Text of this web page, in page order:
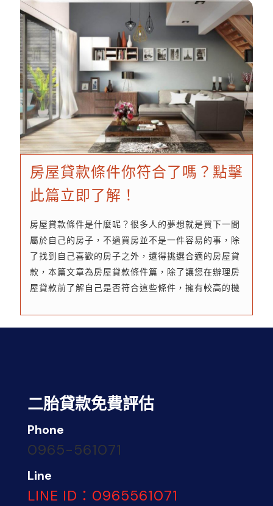
房屋貸款條件你符合了嗎？點擊
此篇立即了解！
房屋貸款條件是什麼呢？很多人的夢想就是買下一間
屬於自己的房子，不過買房並不是一件容易的事，除
了找到自己喜歡的房子之外，還得挑選合適的房屋貸
款，本篇文章為房屋貸款條件篇，除了讓您在辦理房
屋貸款前了解自己是否符合這些條件，擁有較高的機
二胎貸款免費評估
Phone
0965-561071
Line
LINE ID：0965561071